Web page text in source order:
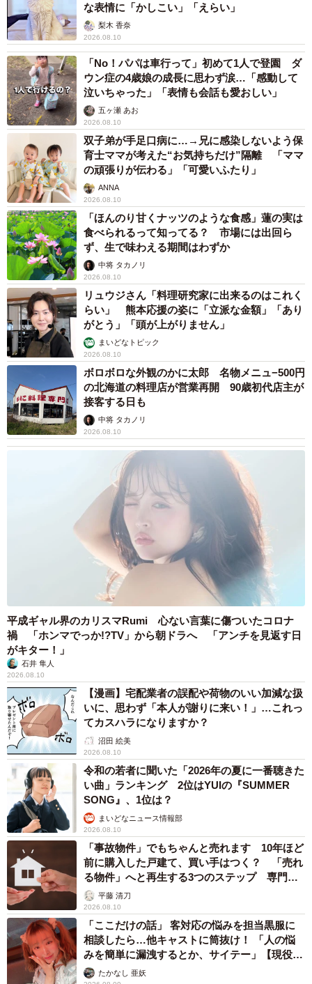
な表情に「かしこい」「えらい」
梨木 香奈
2026.08.10
「No！パパは車行って」初めて1人で登園 ダ
ウン症の4歳娘の成長に思わず涙…「感動して
泣いちゃった」「表情も会話も愛おしい」
五ヶ瀬 あお
2026.08.10
双子弟が手足口病に…→兄に感染しないよう保
育士ママが考えた“お気持ちだけ”隔離 「ママ
の頑張りが伝わる」「可愛いふたり」
ANNA
2026.08.10
「ほんのり甘くナッツのような食感」蓮の実は
食べられるって知ってる？ 市場には出回ら
ず、生で味わえる期間はわずか
中将 タカノリ
2026.08.10
リュウジさん「料理研究家に出来るのはこれく
らい」 熊本応援の姿に「立派な金額」「あり
がとう」「頭が上がりません」
まいどなトピック
2026.08.10
ボロボロな外観のかに太郎 名物メニュ−500円
の北海道の料理店が営業再開 90歳初代店主が
接客する日も
中将 タカノリ
2026.08.10
平成ギャル界のカリスマRumi 心ない言葉に傷ついたコロナ
禍 「ホンマでっか!?TV」から朝ドラへ 「アンチを見返す日
がキター！」
石井 隼人
2026.08.10
【漫画】宅配業者の誤配や荷物のいい加減な扱
いに、思わず「本人が謝りに来い！」…これっ
てカスハラになりますか？
沼田 絵美
2026.08.10
令和の若者に聞いた「2026年の夏に一番聴きた
い曲」ランキング 2位はYUIの『SUMMER
SONG』、1位は？
まいどなニュース情報部
2026.08.10
「事故物件」でもちゃんと売れます 10年ほど
前に購入した戸建て、買い手はつく？ 「売れ
る物件」へと再生する3つのステップ 専門家
が解説平藤 清刀
2026.08.10
「ここだけの話」 客対応の悩みを担当黒服に
相談したら…他キャストに筒抜け！ 「人の悩
みを簡単に漏洩するとか、サイテー」【現役キ
ャストに取材】
たかなし 亜妖